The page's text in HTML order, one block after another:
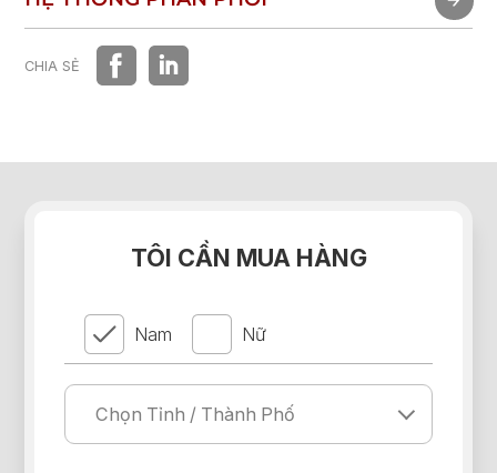
HỆ THỐNG PHÂN PHỐI
CHIA SẺ
TÔI CẦN MUA HÀNG
Nam Nữ